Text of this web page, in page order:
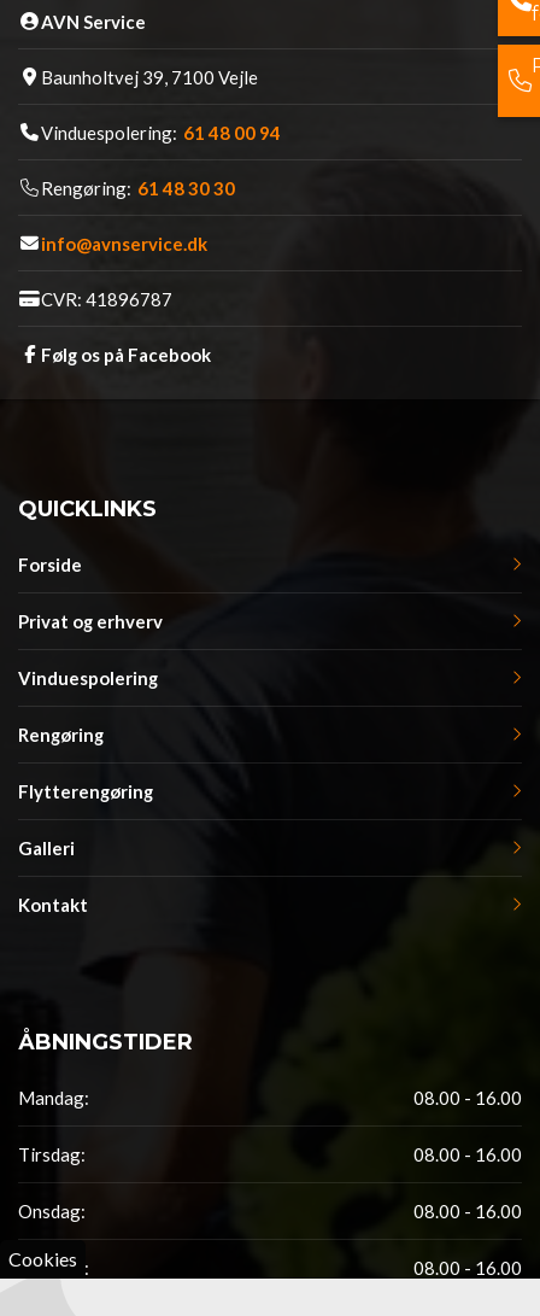
AVN Service
Baunholtvej 39, 7100 Vejle
Vinduespolering: 61 48 00 94
Rengøring: 61 48 30 30
info@avnservice.dk
CVR: 41896787
Følg os på Facebook
QUICKLINKS
Forside
Privat og erhverv
Vinduespolering
Rengøring
Flytterengøring
Galleri
Kontakt
ÅBNINGSTIDER
Mandag: 08.00 - 16.00
Tirsdag: 08.00 - 16.00
Onsdag: 08.00 - 16.00
Torsdag: 08.00 - 16.00
Cookies